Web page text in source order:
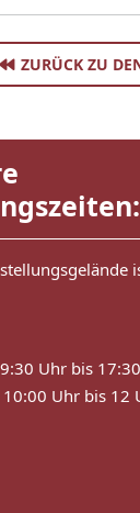
ZURÜCK ZU
Uhr bis
10:00 Uhr bis 12